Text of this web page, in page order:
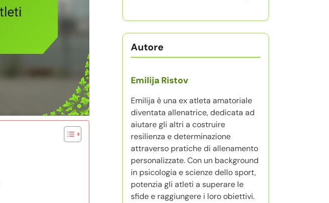
Autore
Emilija Ristov
Emilija è una ex atleta amatoriale
diventata allenatrice, dedicata ad
aiutare gli altri a costruire
resilienza e determinazione
attraverso pratiche di allenamento
personalizzate. Con un background
in psicologia e scienze dello sport,
potenzia gli atleti a superare le
sfide e raggiungere i loro obiettivi.